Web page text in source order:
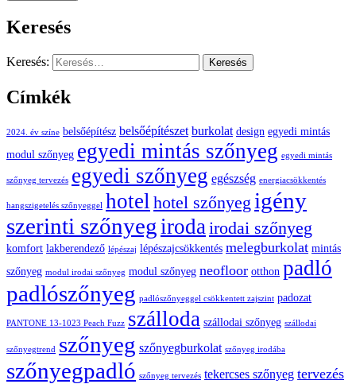
Keresés
Keresés:
Címkék
2024. év színe belsőépítész belsőépítészet burkolat design egyedi mintás
modul szőnyeg egyedi mintás szőnyeg egyedi mintás
szőnyeg tervezés egyedi szőnyeg egészség energiacsökkentés
hangszigetelés szőnyeggel hotel hotel szőnyeg igény
szerinti szőnyeg iroda irodai szőnyeg
komfort lakberendező lépészaj lépészajcsökkentés melegburkolat mintás
szőnyeg modul irodai szőnyeg modul szőnyeg neofloor otthon padló
padlószőnyeg padlószőnyeggel csökkentett zajszint padozat
PANTONE 13-1023 Peach Fuzz szálloda szállodai szőnyeg szállodai
szőnyegtrend szőnyeg szőnyegburkolat szőnyeg irodába
szőnyegpadló szőnyeg tervezés tekercses szőnyeg tervezés